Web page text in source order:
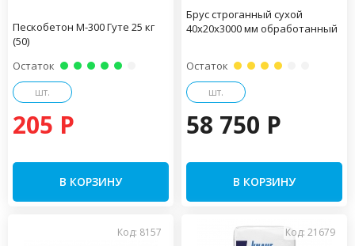
Пескобетон М-300 Гуте 25 кг
(50)
Остаток
шт.
205 P
В КОРЗИНУ
Брус строганный сухой
40х20х3000 мм обработанный
Остаток
шт.
58 750 P
В КОРЗИНУ
Код: 8157 Код: 21679